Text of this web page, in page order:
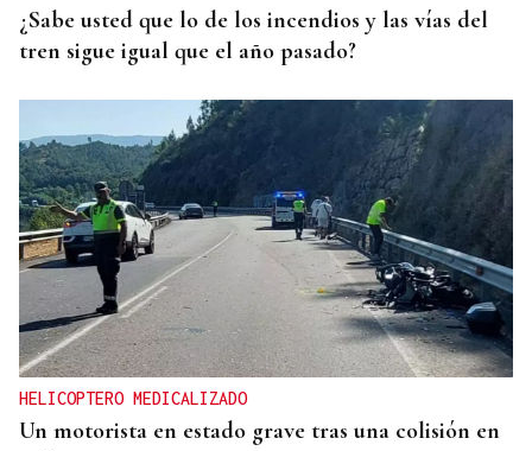
¿Sabe usted que lo de los incendios y las vías del
tren sigue igual que el año pasado?
HELICOPTERO MEDICALIZADO
Un motorista en estado grave tras una colisión en